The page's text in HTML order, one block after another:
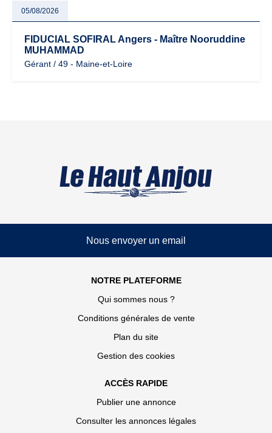
05/08/2026
FIDUCIAL SOFIRAL Angers - Maître Nooruddine
MUHAMMAD
Gérant / 49 - Maine-et-Loire
Nous envoyer un email
NOTRE PLATEFORME
Qui sommes nous ?
Conditions générales de vente
Plan du site
Gestion des cookies
ACCÈS RAPIDE
Publier une annonce
Consulter les annonces légales